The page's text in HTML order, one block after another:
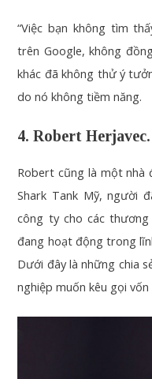
“Việc bạn không tìm
trên Google, không
khác đã không thử ý
do nó không tiềm năng.
4. Robert Herjavec.
Robert cũng là một
Shark Tank Mỹ, người
công ty cho các
đang hoạt động trong
Dưới đây là những chia
nghiệp muốn kêu gọi